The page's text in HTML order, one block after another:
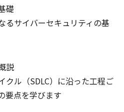
礎
るサイバーセキュリティの基
説
クル（SDLC）に沿った工程ご
要点を学びます